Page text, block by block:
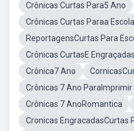
Crônicas Curtas Para5 Ano
Crônicas Curtas Paraa Escola
ReportagensCurtas Para
Crônicas CurtasE Engraçadas
Crônica7 Ano
Crônicas 7 Ano ParaImprimir
Crônicas 7 AnoRomantica
Cronicas EngracadasCurtas